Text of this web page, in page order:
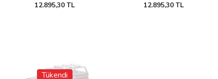
12.895,30 TL 12.895,30 TL
Tükendi